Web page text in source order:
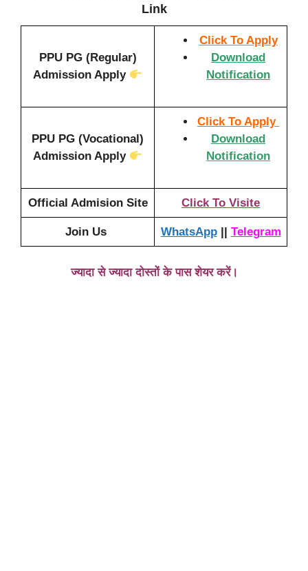
Link
PPU PG (Regular)
Admission Apply
Click To Apply
Download
Notification
PPU PG (Vocational)
Admission Apply
Click To Apply
Download
Notification
Official Admision Site Click To Visite
Join Us WhatsApp|| Telegram
ज्यादा से ज्यादा दोस्तों के पास शेयर करें।